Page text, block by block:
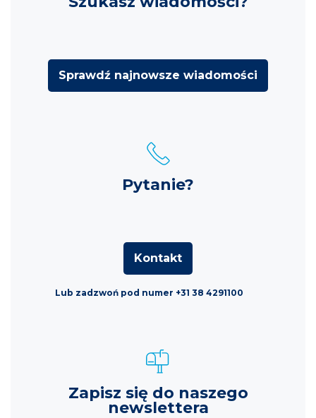
Sprawdź najnowsze wiadomości
Pytanie?
Kontakt
Lub zadzwoń pod numer +31 38 4291100
Zapisz się do naszego
newslettera